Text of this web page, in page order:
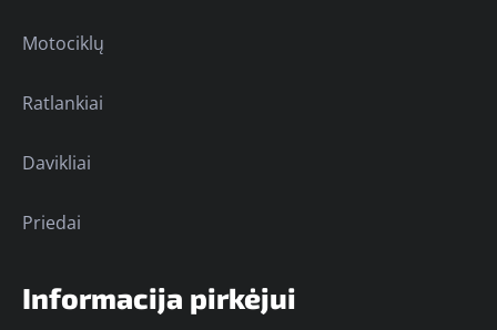
Motociklų
Ratlankiai
Davikliai
Priedai
Informacija pirkėjui